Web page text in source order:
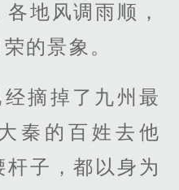
地风调雨顺，
的景象。
摘掉了九州最
秦的百姓去他
子，都以身为